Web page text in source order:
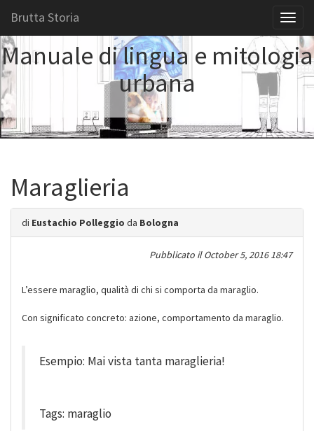
Brutta Storia
Manuale di lingua e mitologia
urbana
Maraglieria
di Eustachio Polleggio da Bologna
Pubblicato ilOctober 5, 2016 18:47
L’essere maraglio, qualità di chi si comporta da maraglio.
Con significato concreto: azione, comportamento da maraglio.
Esempio: Mai vista tanta maraglieria!
Tags: maraglio